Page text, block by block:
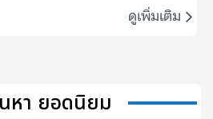
ดูเพิ่มเติม
หา ยอดนิยม